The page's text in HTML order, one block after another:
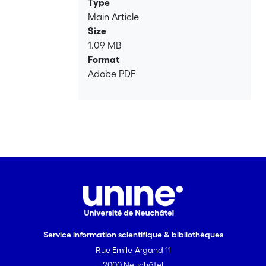
espèces est équivalente au fait que la
dérive possède un point d’équilibre
ayant toutes ses coordonnées positives.
Sous la condition que toutes les espèces
sont présentes, nous entendons par
persistance que le semi-groupe
polynomiale. Cependant, si toutes les
espèces possèdent des interactions
convergence est exponentielle.
Dans un second temps, nous
Type
Main Article
Size
1.09 MB
Format
Adobe PDF
Service information scientifique & bibliothèques
Rue Emile-Argand 11